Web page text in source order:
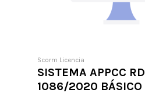
Scorm Licencia
SISTEMA APPCC RD
1086/2020 BÁSICO